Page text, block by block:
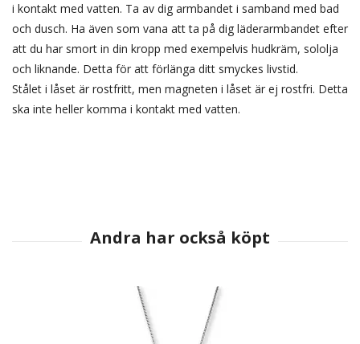
i kontakt med vatten. Ta av dig armbandet i samband med bad
och dusch. Ha även som vana att ta på dig läderarmbandet efter
att du har smort in din kropp med exempelvis hudkräm, sololja
och liknande. Detta för att förlänga ditt smyckes livstid.
Stålet i låset är rostfritt, men magneten i låset är ej rostfri. Detta
ska inte heller komma i kontakt med vatten.